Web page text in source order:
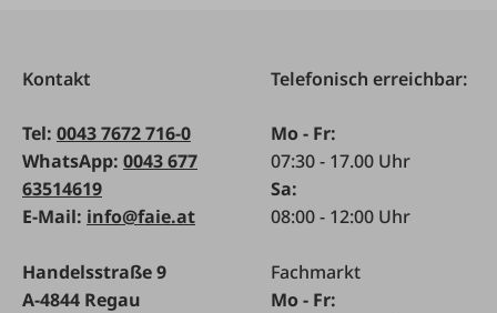
Kontakt
Tel: 0043 7672 716-0
WhatsApp: 0043 677
63514619
E-Mail: info@faie.at
Handelsstraße 9
A-4844 Regau
Telefonisch erreichbar:
Mo - Fr:
07:30 - 17.00 Uhr
Sa:
08:00 - 12:00 Uhr
Fachmarkt
Mo - Fr: